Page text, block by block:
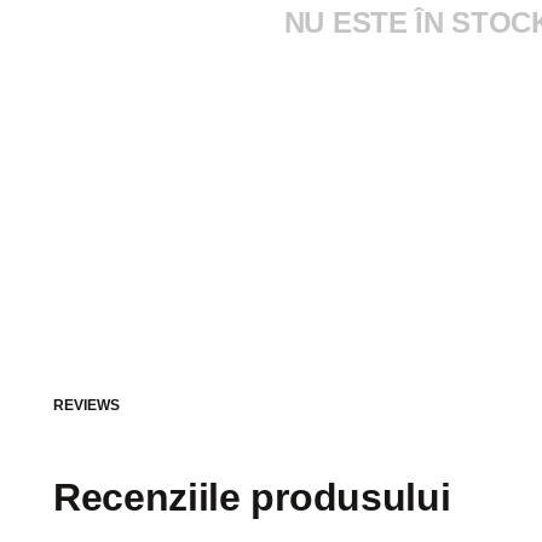
NU ESTE ÎN
REVIEWS
Recenziile produsului